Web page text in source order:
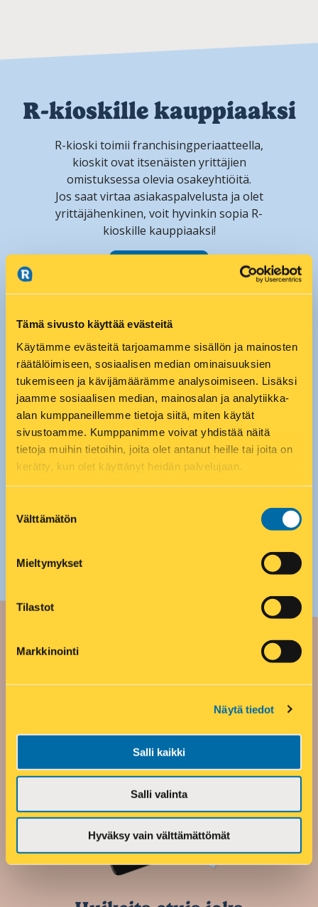
Tämä sivusto käyttää evästeitä
Käytämme evästeitä tarjoamamme sisällön ja mainosten
räätälöimiseen, sosiaalisen median ominaisuuksien
tukemiseen ja kävijämäärämme analysoimiseen. Lisäksi
jaamme sosiaalisen median, mainosalan ja analytiikka-
alan kumppaneillemme tietoja siitä, miten käytät
sivustoamme. Kumppanimme voivat yhdistää näitä
tietoja muihin tietoihin, joita olet antanut heille tai joita on
kerätty, kun olet käyttänyt heidän palvelujaan.
valinta
Välttämätön
Mieltymykset
Tilastot
Markkinointi
Näytä tiedot
Salli kaikki
Salli valinta
Hyväksy vain välttämättömät
R-kioskille kauppiaaksi
R-kioski toimii franchisingperiaatteella,
kioskit ovat itsenäisten yrittäjien
omistuksessa olevia osakeyhtiöitä.
Jos saat virtaa asiakaspalvelusta ja olet
yrittäjähenkinen, voit hyvinkin sopia R-
kioskille kauppiaaksi!